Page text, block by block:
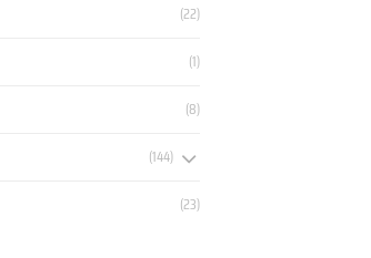
(22)
(1)
(8)
(144)
(23)